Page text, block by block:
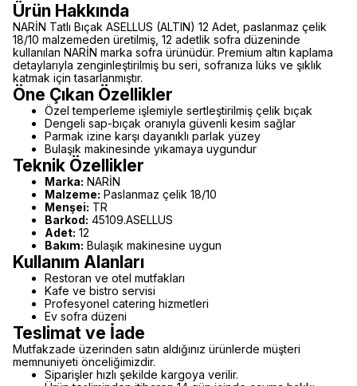
Ürün Hakkında
NARİN Tatlı Bıçak ASELLUS (ALTIN) 12 Adet, paslanmaz çelik
18/10 malzemeden üretilmiş, 12 adetlik sofra düzeninde
kullanılan NARİN marka sofra ürünüdür. Premium altın kaplama
detaylarıyla zenginleştirilmiş bu seri, sofranıza lüks ve şıklık
katmak için tasarlanmıştır.
Öne Çıkan Özellikler
Özel temperleme işlemiyle sertleştirilmiş çelik bıçak
Dengeli sap-bıçak oranıyla güvenli kesim sağlar
Parmak izine karşı dayanıklı parlak yüzey
Bulaşık makinesinde yıkamaya uygundur
Teknik Özellikler
Marka: NARİN
Malzeme: Paslanmaz çelik 18/10
Menşei: TR
Barkod: 45109.ASELLUS
Adet: 12
Bakım: Bulaşık makinesine uygun
Kullanım Alanları
Restoran ve otel mutfakları
Kafe ve bistro servisi
Profesyonel catering hizmetleri
Ev sofra düzeni
Teslimat ve İade
Mutfakzade üzerinden satın aldığınız ürünlerde müşteri
memnuniyeti önceliğimizdir.
Siparişler hızlı şekilde kargoya verilir.